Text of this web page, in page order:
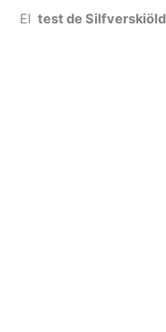
Eltest de Silfverskiöld